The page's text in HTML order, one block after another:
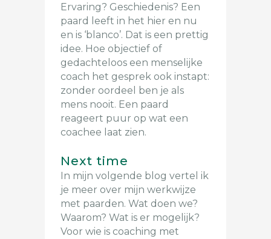
Ervaring? Geschiedenis? Een
paard leeft in het hier en nu
en is ‘blanco’. Dat is een prettig
idee. Hoe objectief of
gedachteloos een menselijke
coach het gesprek ook instapt:
zonder oordeel ben je als
mens nooit. Een paard
reageert puur op wat een
coachee laat zien.
Next time
In mijn volgende blog vertel ik
je meer over mijn werkwijze
met paarden. Wat doen we?
Waarom? Wat is er mogelijk?
Voor wie is coaching met